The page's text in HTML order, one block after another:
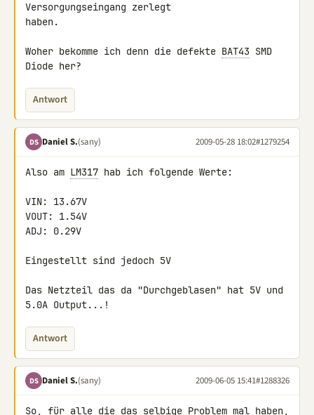
Versorgungseingang zerlegt
haben.
Woher bekomme ich denn die defekte BAT43 SMD
Diode her?
Antwort
DS Daniel S.(sany) 2009-05-28 18:02#1279254
Also am LM317 hab ich folgende Werte:
VIN: 13.67V
VOUT: 1.54V
ADJ: 0.29V
Eingestellt sind jedoch 5V
Das Netzteil das da "Durchgeblasen" hat 5V und
5.0A Output...!
Antwort
DS Daniel S.(sany) 2009-06-05 15:41#1288326
So, für alle die das selbige Problem mal haben,